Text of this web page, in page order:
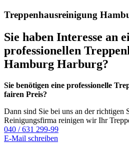
Treppenhausreinigung
Sie haben Interesse an
professionellen
Hamburg Harburg?
Sie benötigen eine professionelle
fairen Preis?
Dann sind Sie bei uns an der richtigen
Reinigungsfirma reinigen wir Ihr
040 / 631 299-99
E-Mail schreiben